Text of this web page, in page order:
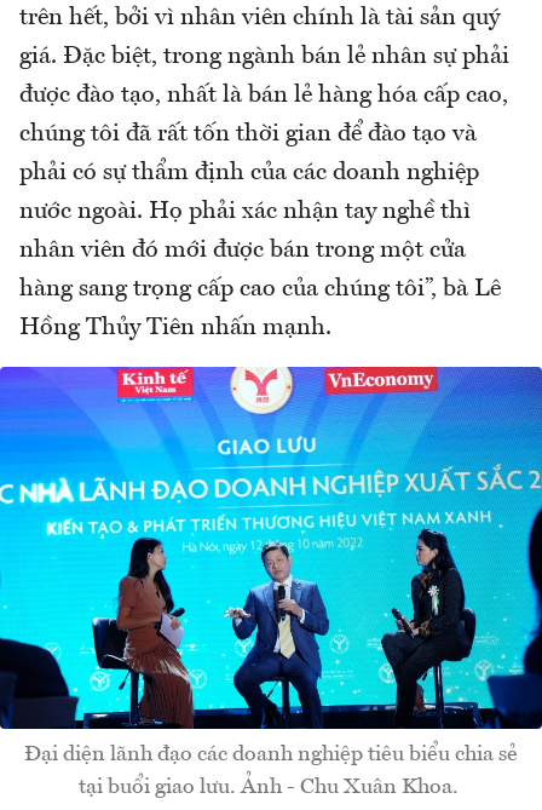
trên hết, bởi vì nhân viên chính là tài sản quý
giá. Đặc biệt, trong ngành bán lẻ nhân sự phải
được đào tạo, nhất là bán lẻ hàng hóa cấp cao,
chúng tôi đã rất tốn thời gian để đào tạo và
phải có sự thẩm định của các doanh nghiệp
nước ngoài. Họ phải xác nhận tay nghề thì
nhân viên đó mới được bán trong một cửa
hàng sang trọng cấp cao của chúng tôi”, bà Lê
Hồng Thủy Tiên nhấn mạnh.
Đại diện lãnh đạo các doanh nghiệp tiêu biểu chia sẻ
tại buổi giao lưu. Ảnh - Chu Xuân Khoa.